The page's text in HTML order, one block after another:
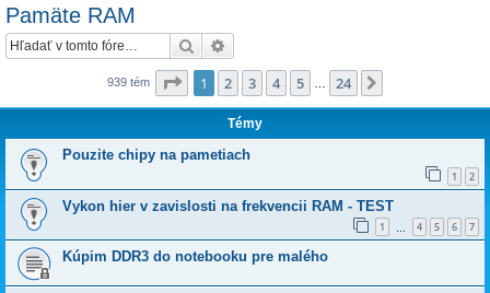
Pamäte RAM
Hľadať
939 tém Strana z24
1 2 3 4 5 24
Témy
Pouzite chipy na pametiach
1 2
Vykon hier v zavislosti na frekvencii RAM - TEST
1 4 5 6 7
Kúpim DDR3 do notebooku pre malého